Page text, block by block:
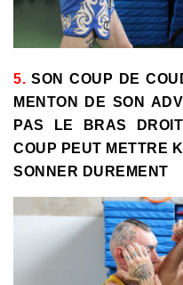
5. SON COUP DE
MENTON DE SON
PAS LE BRAS
COUP PEUT METTRE
SONNER DUREMENT